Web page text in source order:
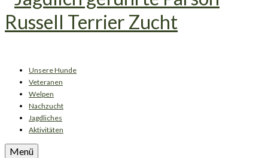
Unsere Hunde
Veteranen
Welpen
Nachzucht
Jagdliches
Aktivitäten
Menü